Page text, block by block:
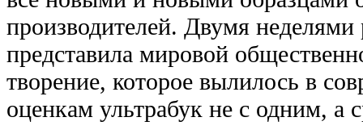
производителей. Двумя
представила мировой
творение, которое вылилось в
оценкам ультрабук не с одним, а